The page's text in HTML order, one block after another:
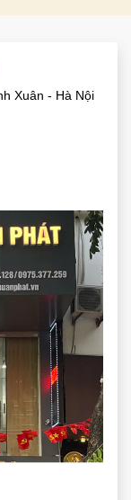
Xuân - Hà Nội